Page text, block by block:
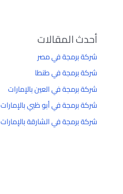
أحدث المقالات
شركة برمجة في مصر
شركة برمجة في طنطا
شركة برمجة في العين بالإمارات
شركة برمجة في أبو ظبي بالإمارات
شركة برمجة في الشارقة بالإمارات